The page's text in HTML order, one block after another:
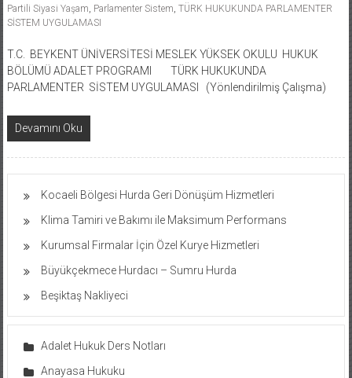
Partili Siyasi Yaşam, Parlamenter Sistem, TÜRK HUKUKUNDA PARLAMENTER
SİSTEM UYGULAMASI
T.C. BEYKENT ÜNİVERSİTESİ MESLEK YÜKSEK OKULU HUKUK
BÖLÜMÜ ADALET PROGRAMI TÜRK HUKUKUNDA
PARLAMENTER SİSTEM UYGULAMASI (Yönlendirilmiş Çalışma)
Devamını Oku
Kocaeli Bölgesi Hurda Geri Dönüşüm Hizmetleri
Klima Tamiri ve Bakımı ile Maksimum Performans
Kurumsal Firmalar İçin Özel Kurye Hizmetleri
Büyükçekmece Hurdacı – Sumru Hurda
Beşiktaş Nakliyeci
Adalet Hukuk Ders Notları
Anayasa Hukuku